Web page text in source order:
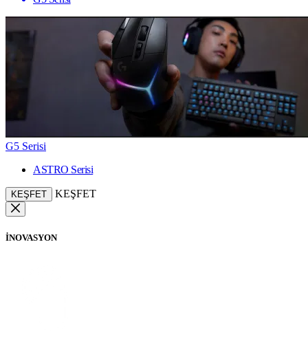
G5 Serisi
ASTRO Serisi
KEŞFET KEŞFET
İNOVASYON